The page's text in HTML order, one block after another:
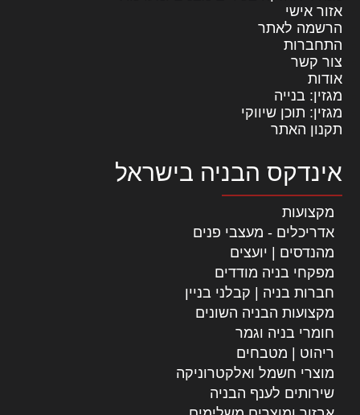
אזור אישי
הרשמה לאתר
התחברות
צור קשר
אודות
מגזין: בנייה
מגזין: תוכן שיווקי
תקנון האתר
אינדקס הבניה בישראל
מקצועות
אדריכלים - מעצבי פנים
מהנדסים | יועצים
מפקחי בניה מודדים
חברות בניה | קבלני בניין
מקצועות הבניה השונים
חומרי בניה וגמר
ריהוט | מטבחים
מוצרי חשמל ואלקטרוניקה
שירותים לענף הבניה